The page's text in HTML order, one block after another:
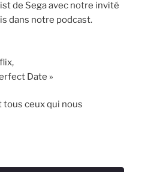
de Sega avec notre invité
dans notre podcast.
Date »
ceux qui nous